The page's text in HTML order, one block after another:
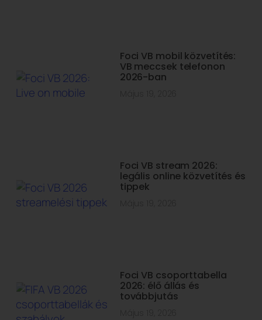
Foci VB mobil közvetítés:
VB meccsek telefonon
2026-ban
Foci VB stream 2026:
legális online közvetítés és
tippek
Foci VB csoporttabella
2026: élő állás és
továbbjutás